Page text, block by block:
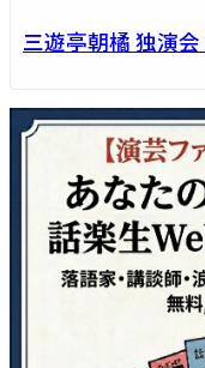
三遊亭朝橘 独演